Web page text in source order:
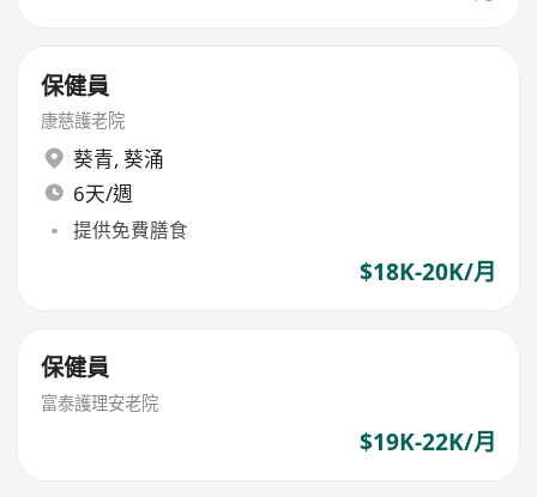
保健員
康慈護老院
葵青, 葵涌
6天/週
提供免費膳食
$18K-20K/月
保健員
富泰護理安老院
$19K-22K/月